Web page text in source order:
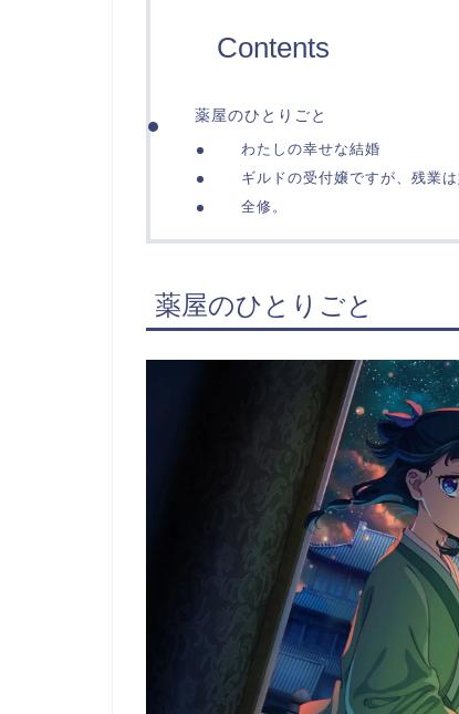
Contents
薬屋のひとりごと
わたしの幸せな結婚
ギルドの受付嬢ですが、残業
全修。
薬屋のひとりごと